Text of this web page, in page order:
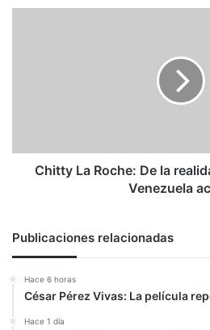
política
Chitty La Roche: De la
Venezuela
Publicaciones relacionadas
Hace 6 horas
César Pérez Vivas: La película
Hace 1 día